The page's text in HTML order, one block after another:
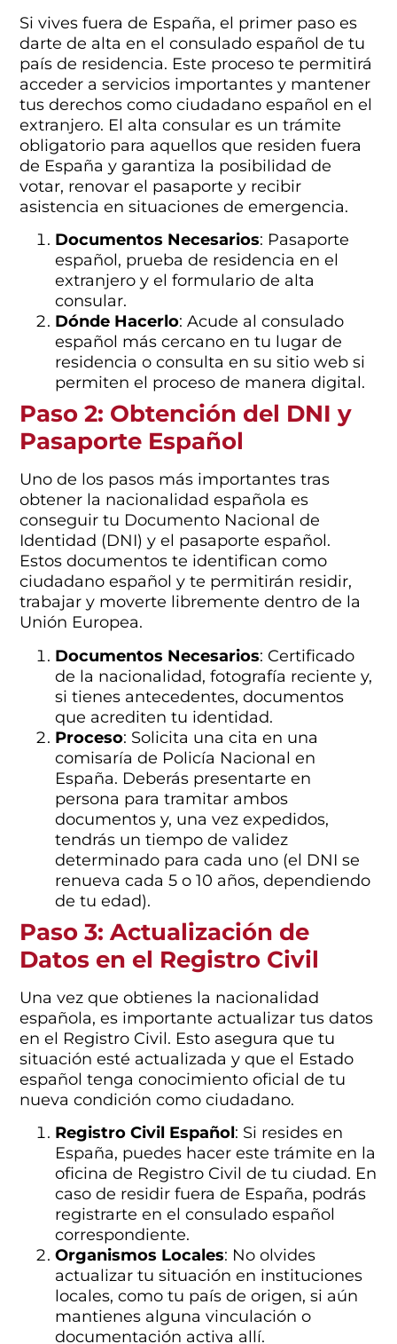
Si vives fuera de España, el primer paso es
darte de alta en el consulado español de tu
país de residencia. Este proceso te permitirá
acceder a servicios importantes y mantener
tus derechos como ciudadano español en el
extranjero. El alta consular es un trámite
obligatorio para aquellos que residen fuera
de España y garantiza la posibilidad de
votar, renovar el pasaporte y recibir
asistencia en situaciones de emergencia.
Documentos Necesarios: Pasaporte
español, prueba de residencia en el
extranjero y el formulario de alta
consular.
Dónde Hacerlo: Acude al consulado
español más cercano en tu lugar de
residencia o consulta en su sitio web si
permiten el proceso de manera digital.
Paso 2: Obtención del DNI y
Pasaporte Español
Uno de los pasos más importantes tras
obtener la nacionalidad española es
conseguir tu Documento Nacional de
Identidad (DNI) y el pasaporte español.
Estos documentos te identifican como
ciudadano español y te permitirán residir,
trabajar y moverte libremente dentro de la
Unión Europea.
Documentos Necesarios: Certificado
de la nacionalidad, fotografía reciente y,
si tienes antecedentes, documentos
que acrediten tu identidad.
Proceso: Solicita una cita en una
comisaría de Policía Nacional en
España. Deberás presentarte en
persona para tramitar ambos
documentos y, una vez expedidos,
tendrás un tiempo de validez
determinado para cada uno (el DNI se
renueva cada 5 o 10 años, dependiendo
de tu edad).
Paso 3: Actualización de
Datos en el Registro Civil
Una vez que obtienes la nacionalidad
española, es importante actualizar tus datos
en el Registro Civil. Esto asegura que tu
situación esté actualizada y que el Estado
español tenga conocimiento oficial de tu
nueva condición como ciudadano.
Registro Civil Español: Si resides en
España, puedes hacer este trámite en la
oficina de Registro Civil de tu ciudad. En
caso de residir fuera de España, podrás
registrarte en el consulado español
correspondiente.
Organismos Locales: No olvides
actualizar tu situación en instituciones
locales, como tu país de origen, si aún
mantienes alguna vinculación o
documentación activa allí.